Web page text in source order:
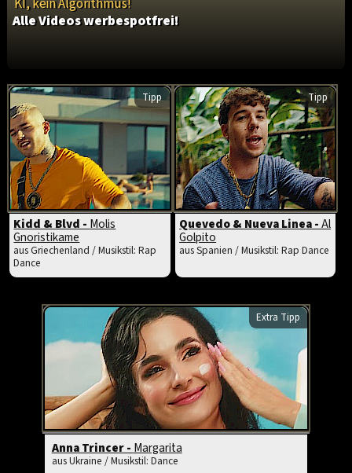
Alle Videos werbespotfrei!
Tipp
Kidd & Blvd - Molis
Gnoristikame
aus Griechenland / Musikstil: Rap
Dance
Tipp
Quevedo & Nueva Linea -Al
Golpito
aus Spanien / Musikstil: Rap Dance
Extra Tipp
Anna Trincer - Margarita
aus Ukraine / Musikstil: Dance